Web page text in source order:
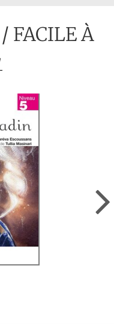
/ FACILE À